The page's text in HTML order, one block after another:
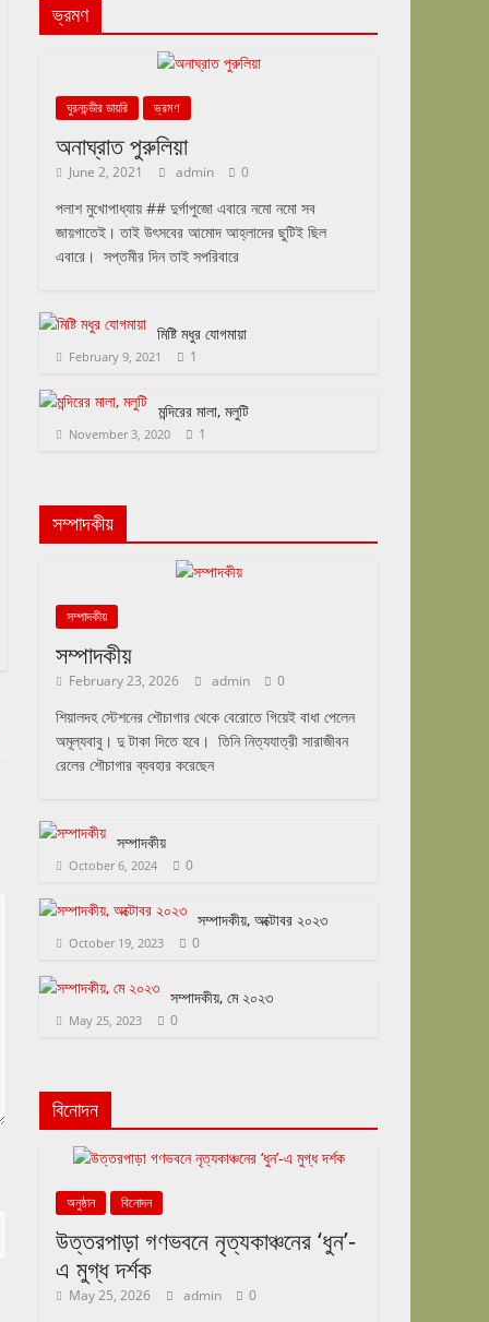
ভ্রমণ
ঘুরনচন্ডীর ডায়রি ভ্রমণ
অনাঘ্রাত পুরুলিয়া
June 2, 2021 admin 0
পলাশ মুখোপাধ্যায় ## দুর্গাপুজো এবারে নমো নমো সব
জায়গাতেই। তাই উৎসবের আমোদ আহ্লাদের ছুটিই ছিল
এবারে। সপ্তমীর দিন তাই সপরিবারে
মিষ্টি মধুর যোগমায়া
February 9, 2021 1
মন্দিরের মালা, মলুটি
November 3, 2020 1
সম্পাদকীয়
সম্পাদকীয়
সম্পাদকীয়
February 23, 2026 admin 0
শিয়ালদহ স্টেশনের শৌচাগার থেকে বেরোতে গিয়েই বাধা পেলেন
অমূল্যবাবু। দু টাকা দিতে হবে। তিনি নিত্যযাত্রী সারাজীবন
রেলের শৌচাগার ব্যবহার করেছেন
সম্পাদকীয়
October 6, 2024 0
সম্পাদকীয়, অক্টোবর ২০২৩
October 19, 2023 0
সম্পাদকীয়, মে ২০২৩
May 25, 2023 0
বিনোদন
অনুষ্ঠান বিনোদন
উত্তরপাড়া গণভবনে নৃত্যকাঞ্চনের ‘ধুন’-
এ মুগ্ধ দর্শক
May 25, 2026 admin 0